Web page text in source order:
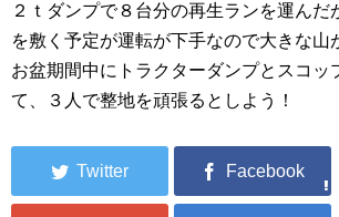
２ｔダンプで８台分の再生ランを運んだ
を敷く予定が運転が下手なので大きな山
お盆期間中にトラクターダンプとスコッ
て、３人で整地を頑張るとしよう！